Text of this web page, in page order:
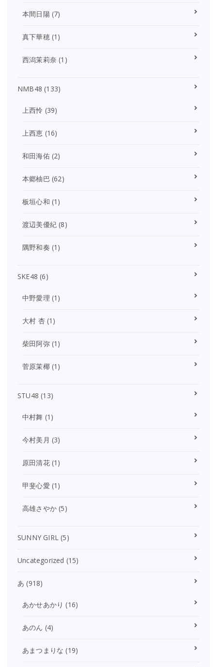
本間日陽(7)
真下華穂(1)
西潟茉莉奈 (1)
NMB48 (133)
上西怜 (39)
上西恵 (16)
和田海佑(2)
本郷柚巴 (62)
板垣心和 (1)
渡辺美優紀 (8)
隅野和奏 (1)
SKE48 (6)
中野愛理 (1)
大村 杏(1)
柴田阿弥(1)
菅原茉椰(1)
STU48 (13)
中村舞 (1)
今村美月 (3)
原田清花(1)
甲斐心愛 (1)
高雄さやか (5)
SUNNY GIRL (5)
Uncategorized (15)
あ (918)
あかせあかり (16)
あのん (4)
あまつまりな (19)